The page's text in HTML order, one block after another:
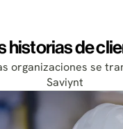
historias de
organizaciones se
Saviynt